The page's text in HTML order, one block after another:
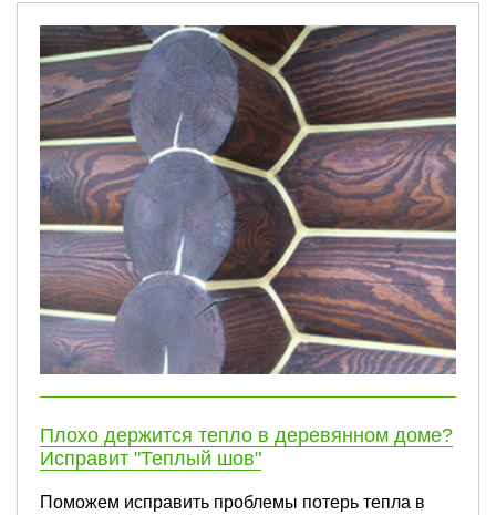
Плохо держится тепло в деревянном доме?
Исправит "Теплый шов"
Поможем исправить проблемы потерь тепла в